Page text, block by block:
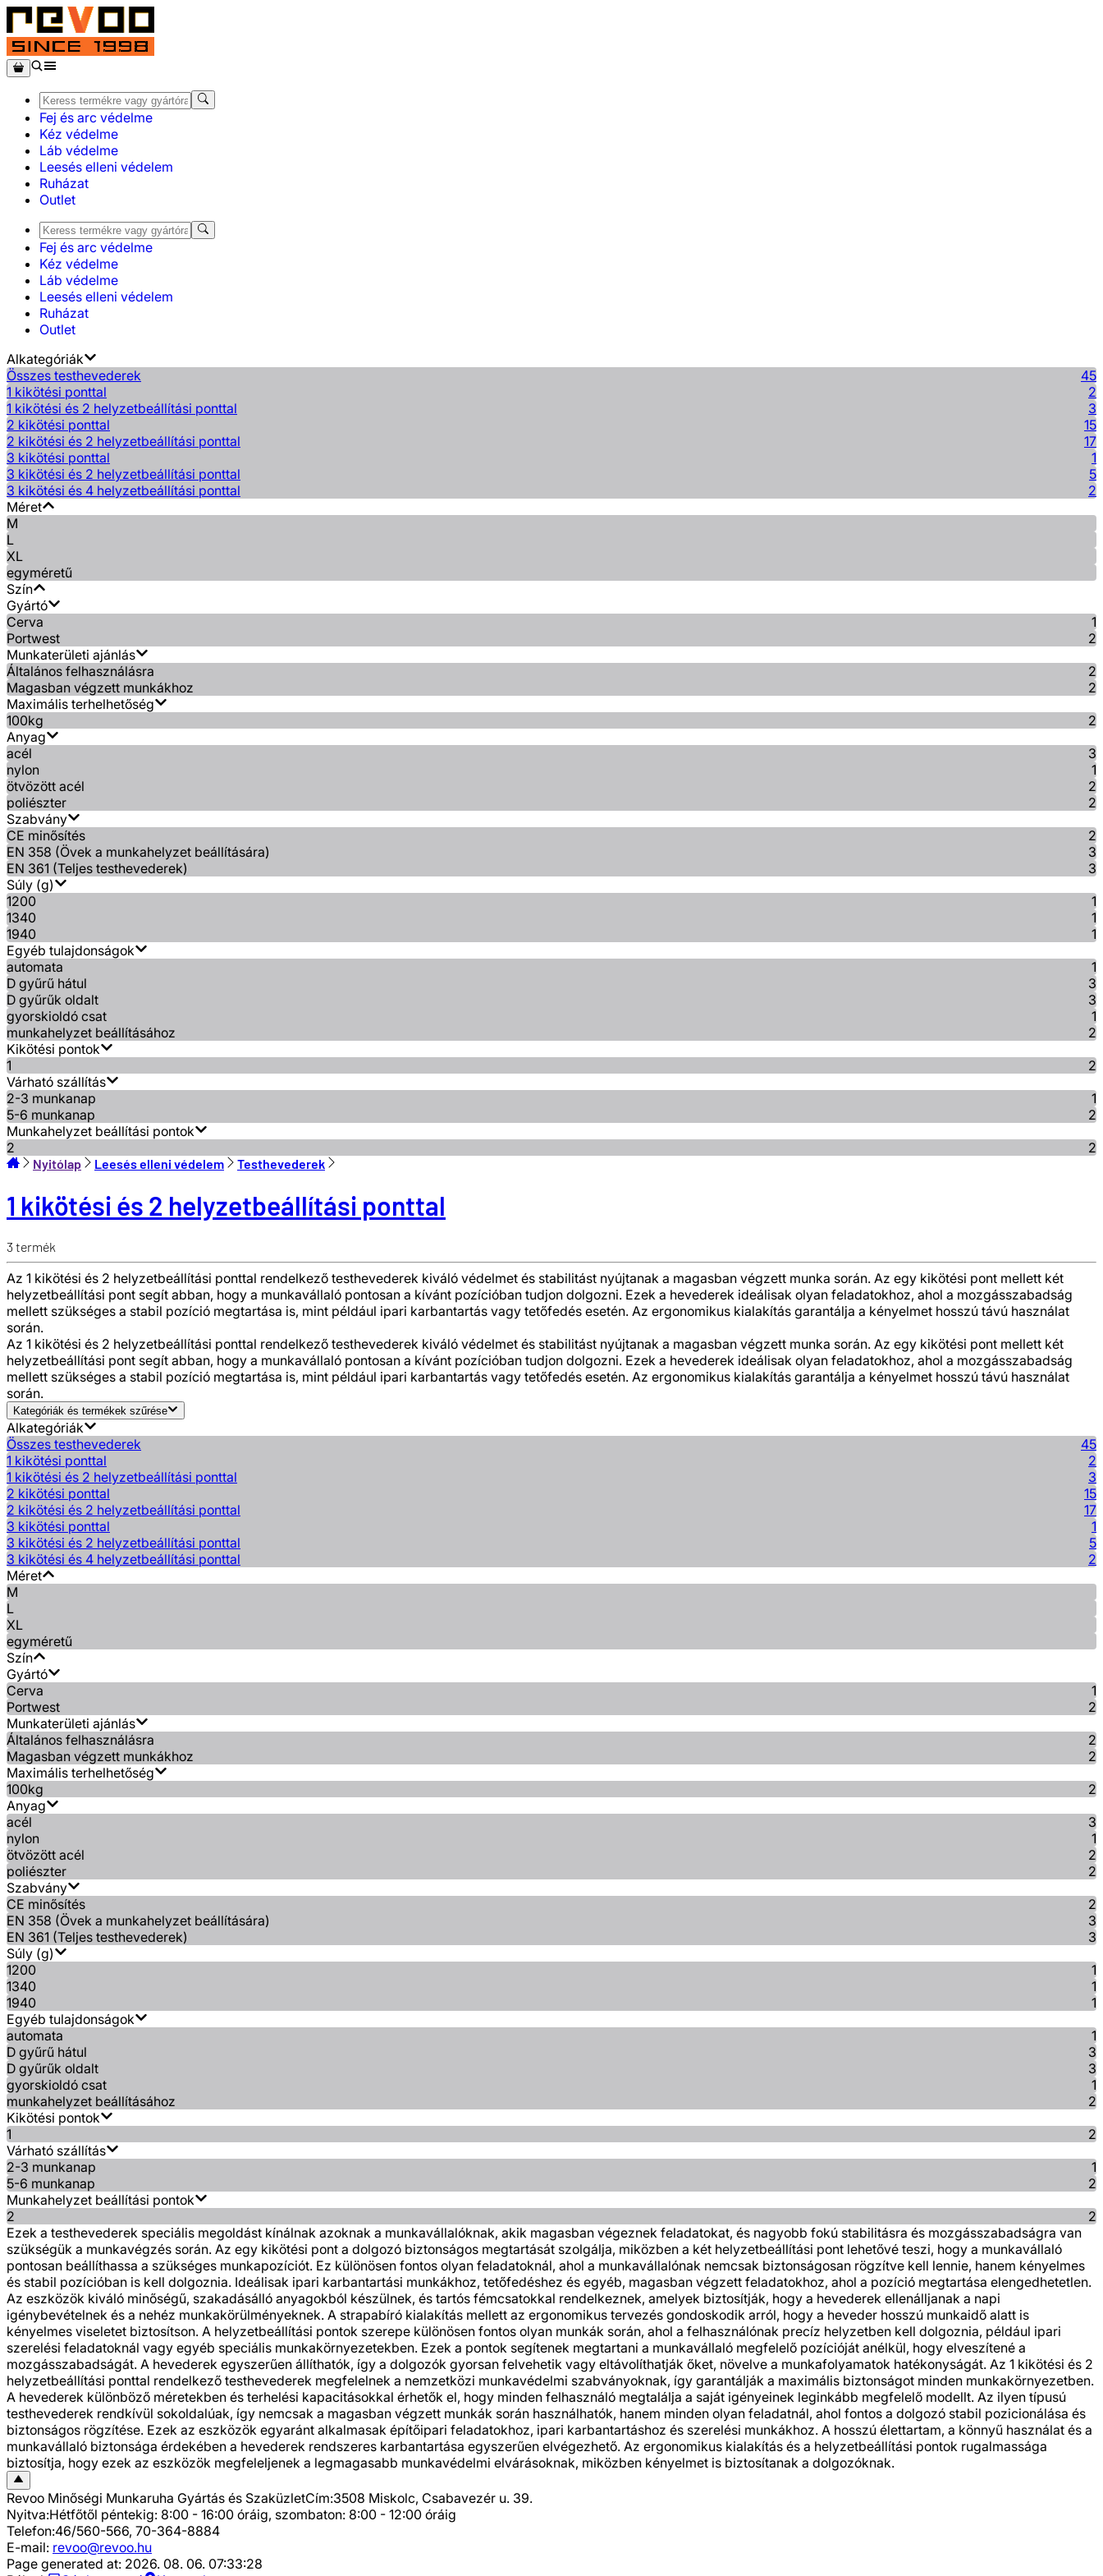
Fej és arc védelme
Kéz védelme
Láb védelme
Leesés elleni védelem
Ruházat
Outlet
Fej és arc védelme
Kéz védelme
Láb védelme
Leesés elleni védelem
Ruházat
Outlet
Alkategóriák
Összes testhevederek
45
1 kikötési ponttal
2
1 kikötési és 2 helyzetbeállítási ponttal
3
2 kikötési ponttal
15
2 kikötési és 2 helyzetbeállítási ponttal
17
3 kikötési ponttal
1
3 kikötési és 2 helyzetbeállítási ponttal
5
3 kikötési és 4 helyzetbeállítási ponttal
2
Méret
M
L
XL
egyméretű
Szín
Gyártó
Cerva
1
Portwest
2
Munkaterületi ajánlás
Általános felhasználásra
2
Magasban végzett munkákhoz
2
Maximális terhelhetőség
100kg
2
Anyag
acél
3
nylon
1
ötvözött acél
2
poliészter
2
Szabvány
CE minősítés
2
EN 358 (Övek a munkahelyzet beállítására)
3
EN 361 (Teljes testhevederek)
3
Súly (g)
1200
1
1340
1
1940
1
Egyéb tulajdonságok
automata
1
D gyűrű hátul
3
D gyűrűk oldalt
3
gyorskioldó csat
1
munkahelyzet beállításához
2
Kikötési pontok
1
2
Várható szállítás
2-3 munkanap
1
5-6 munkanap
2
Munkahelyzet beállítási pontok
2
2
Nyitólap Leesés elleni védelem Testhevederek
1 kikötési és 2 helyzetbeállítási ponttal
3 termék
Az 1 kikötési és 2 helyzetbeállítási ponttal rendelkező testhevederek kiváló védelmet és stabilitást nyújtanak a magasban végzett munka során. Az egy kikötési pont mellett két
helyzetbeállítási pont segít abban, hogy a munkavállaló pontosan a kívánt pozícióban tudjon dolgozni. Ezek a hevederek ideálisak olyan feladatokhoz, ahol a mozgásszabadság
mellett szükséges a stabil pozíció megtartása is, mint például ipari karbantartás vagy tetőfedés esetén. Az ergonomikus kialakítás garantálja a kényelmet hosszú távú használat
során.
Az 1 kikötési és 2 helyzetbeállítási ponttal rendelkező testhevederek kiváló védelmet és stabilitást nyújtanak a magasban végzett munka során. Az egy kikötési pont mellett két
helyzetbeállítási pont segít abban, hogy a munkavállaló pontosan a kívánt pozícióban tudjon dolgozni. Ezek a hevederek ideálisak olyan feladatokhoz, ahol a mozgásszabadság
mellett szükséges a stabil pozíció megtartása is, mint például ipari karbantartás vagy tetőfedés esetén. Az ergonomikus kialakítás garantálja a kényelmet hosszú távú használat
során.
Kategóriák és termékek szűrése
Alkategóriák
Összes testhevederek
45
1 kikötési ponttal
2
1 kikötési és 2 helyzetbeállítási ponttal
3
2 kikötési ponttal
15
2 kikötési és 2 helyzetbeállítási ponttal
17
3 kikötési ponttal
1
3 kikötési és 2 helyzetbeállítási ponttal
5
3 kikötési és 4 helyzetbeállítási ponttal
2
Méret
M
L
XL
egyméretű
Szín
Gyártó
Cerva
1
Portwest
2
Munkaterületi ajánlás
Általános felhasználásra
2
Magasban végzett munkákhoz
2
Maximális terhelhetőség
100kg
2
Anyag
acél
3
nylon
1
ötvözött acél
2
poliészter
2
Szabvány
CE minősítés
2
EN 358 (Övek a munkahelyzet beállítására)
3
EN 361 (Teljes testhevederek)
3
Súly (g)
1200
1
1340
1
1940
1
Egyéb tulajdonságok
automata
1
D gyűrű hátul
3
D gyűrűk oldalt
3
gyorskioldó csat
1
munkahelyzet beállításához
2
Kikötési pontok
1
2
Várható szállítás
2-3 munkanap
1
5-6 munkanap
2
Munkahelyzet beállítási pontok
2
2
Ezek a testhevederek speciális megoldást kínálnak azoknak a munkavállalóknak, akik magasban végeznek feladatokat, és nagyobb fokú stabilitásra és mozgásszabadságra van
szükségük a munkavégzés során. Az egy kikötési pont a dolgozó biztonságos megtartását szolgálja, miközben a két helyzetbeállítási pont lehetővé teszi, hogy a munkavállaló
pontosan beállíthassa a szükséges munkapozíciót. Ez különösen fontos olyan feladatoknál, ahol a munkavállalónak nemcsak biztonságosan rögzítve kell lennie, hanem kényelmes
és stabil pozícióban is kell dolgoznia. Ideálisak ipari karbantartási munkákhoz, tetőfedéshez és egyéb, magasban végzett feladatokhoz, ahol a pozíció megtartása elengedhetetlen.
Az eszközök kiváló minőségű, szakadásálló anyagokból készülnek, és tartós fémcsatokkal rendelkeznek, amelyek biztosítják, hogy a hevederek ellenálljanak a napi
igénybevételnek és a nehéz munkakörülményeknek. A strapabíró kialakítás mellett az ergonomikus tervezés gondoskodik arról, hogy a heveder hosszú munkaidő alatt is
kényelmes viseletet biztosítson. A helyzetbeállítási pontok szerepe különösen fontos olyan munkák során, ahol a felhasználónak precíz helyzetben kell dolgoznia, például ipari
szerelési feladatoknál vagy egyéb speciális munkakörnyezetekben. Ezek a pontok segítenek megtartani a munkavállaló megfelelő pozícióját anélkül, hogy elveszítené a
mozgásszabadságát. A hevederek egyszerűen állíthatók, így a dolgozók gyorsan felvehetik vagy eltávolíthatják őket, növelve a munkafolyamatok hatékonyságát. Az 1 kikötési és 2
helyzetbeállítási ponttal rendelkező testhevederek megfelelnek a nemzetközi munkavédelmi szabványoknak, így garantálják a maximális biztonságot minden munkakörnyezetben.
A hevederek különböző méretekben és terhelési kapacitásokkal érhetők el, hogy minden felhasználó megtalálja a saját igényeinek leginkább megfelelő modellt. Az ilyen típusú
testhevederek rendkívül sokoldalúak, így nemcsak a magasban végzett munkák során használhatók, hanem minden olyan feladatnál, ahol fontos a dolgozó stabil pozicionálása és
biztonságos rögzítése. Ezek az eszközök egyaránt alkalmasak építőipari feladatokhoz, ipari karbantartáshoz és szerelési munkákhoz. A hosszú élettartam, a könnyű használat és a
munkavállaló biztonsága érdekében a hevederek rendszeres karbantartása egyszerűen elvégezhető. Az ergonomikus kialakítás és a helyzetbeállítási pontok rugalmassága
biztosítja, hogy ezek az eszközök megfeleljenek a legmagasabb munkavédelmi elvárásoknak, miközben kényelmet is biztosítanak a dolgozóknak.
Revoo Minőségi Munkaruha Gyártás és SzaküzletCím:3508 Miskolc, Csabavezér u. 39.
Nyitva:Hétfőtől péntekig: 8:00 - 16:00 óráig, szombaton: 8:00 - 12:00 óráig
Telefon:46/560-566, 70-364-8884
E-mail: revoo@revoo.hu
Page generated at: 2026. 08. 06. 07:33:28